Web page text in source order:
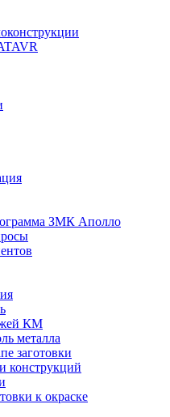
ЗМК Аполло
КМ
металла
заготовки
конструкций
к окраске